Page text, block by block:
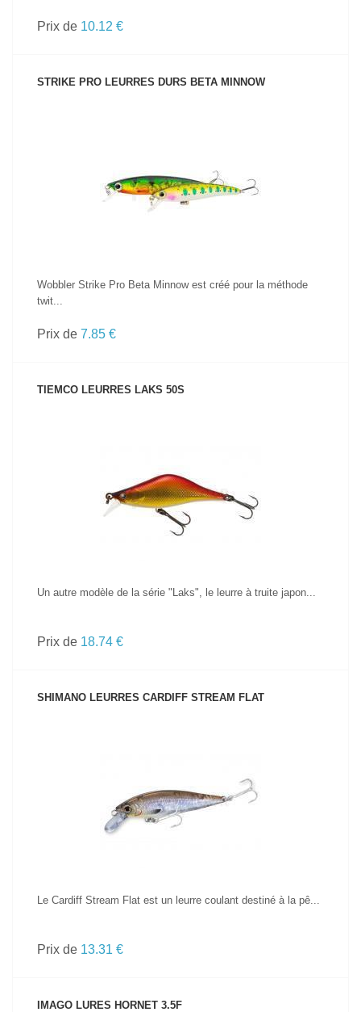
Prix de 10.12 €
STRIKE PRO LEURRES DURS BETA MINNOW
Wobbler Strike Pro Beta Minnow est créé pour la méthode
twit...
Prix de 7.85 €
TIEMCO LEURRES LAKS 50S
VOIR LE PRODUIT
Un autre modèle de la série "Laks", le leurre à truite japon...
Prix de 18.74 €
SHIMANO LEURRES CARDIFF STREAM FLAT
Le Cardiff Stream Flat est un leurre coulant destiné à la pê...
Prix de 13.31 €
IMAGO LURES HORNET 3.5F